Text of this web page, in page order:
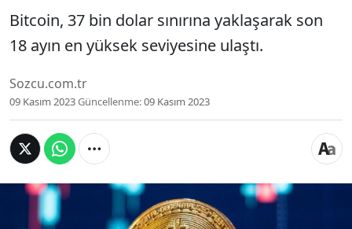
Bitcoin, 37 bin dolar sınırına yaklaşarak son
18 ayın en yüksek seviyesine ulaştı.
Sozcu.com.tr
09 Kasım 2023Güncellenme:09 Kasım 2023